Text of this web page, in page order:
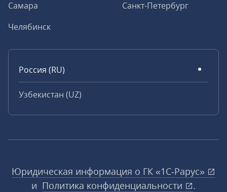
Самара
Санкт-Петербург
Челябинск
Россия (RU)
Узбекистан (UZ)
Юридическая информация о ГК «1С‑Рарус»
и Политика конфиденциальности
.